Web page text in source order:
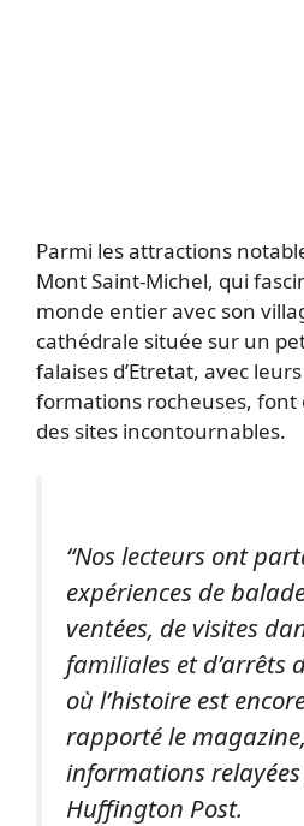
Parmi les attractions
Mont Saint-Michel, qui
monde entier avec son
cathédrale située sur un
falaises d’Etretat, avec
formations rocheuses,
des sites incontournables.
“Nos lecteurs ont
expériences de
ventées, de visites
familiales et d’arrêts
où l’histoire est
rapporté le
informations
Huffington Post.